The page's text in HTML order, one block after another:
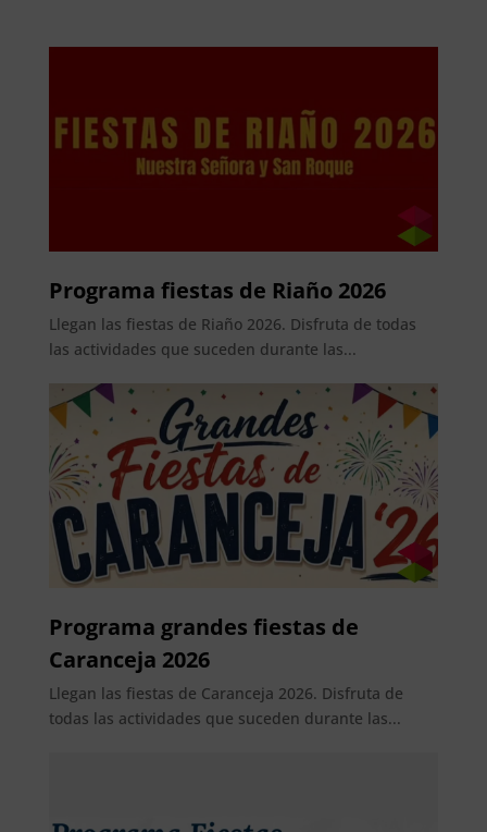
Programa fiestas de Riaño 2026
Llegan las fiestas de Riaño 2026. Disfruta de todas
las actividades que suceden durante las...
Programa grandes fiestas de
Caranceja 2026
Llegan las fiestas de Caranceja 2026. Disfruta de
todas las actividades que suceden durante las...